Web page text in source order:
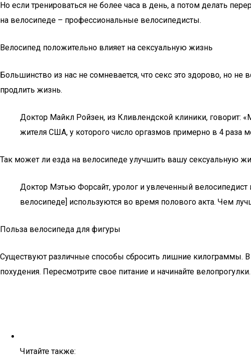
Но если тренироваться не более часа в день, а потом делать
на велосипеде – профессиональные велосипедисты.
Велосипед положительно влияет на сексуальную жизнь
Большинство из нас не сомневается, что секс это здорово, но
продлить жизнь.
Доктор Майкл Ройзен, из Кливлендской клиники, говорит:
жителя США, у которого число оргазмов примерно в 4
Так может ли езда на велосипеде улучшить вашу сексуальную
Доктор Мэтью Форсайт, уролог и увлеченный
велосипеде] используются во время полового акта. Чем
Польза велосипеда для фигуры
Существуют различные способы сбросить лишние килограммы.
похудения. Пересмотрите свое питание и начинайте велопрогулки.
Читайте также: